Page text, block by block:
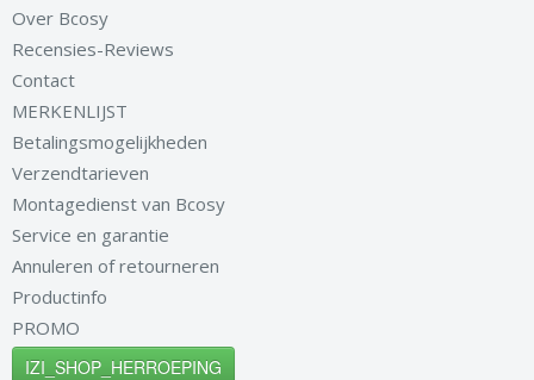
Over Bcosy
Recensies-Reviews
Contact
MERKENLIJST
Betalingsmogelijkheden
Verzendtarieven
Montagedienst van Bcosy
Service en garantie
Annuleren of retourneren
Productinfo
PROMO
IZI_SHOP_HERROEPING